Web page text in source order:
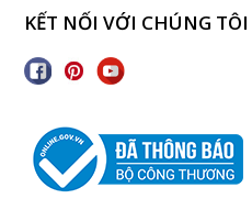
KẾT NỐI VỚI CHÚNG TÔI